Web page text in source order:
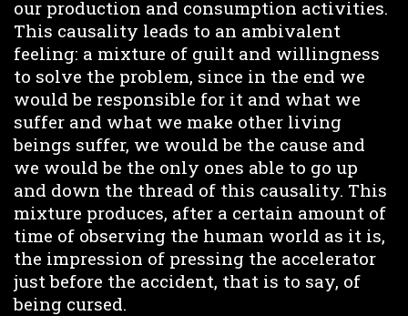
our production and consumption activities.
This causality leads to an ambivalent
feeling: a mixture of guilt and willingness
to solve the problem, since in the end we
would be responsible for it and what we
suffer and what we make other living
beings suffer, we would be the cause and
we would be the only ones able to go up
and down the thread of this causality. This
mixture produces, after a certain amount of
time of observing the human world as it is,
the impression of pressing the accelerator
just before the accident, that is to say, of
being cursed.